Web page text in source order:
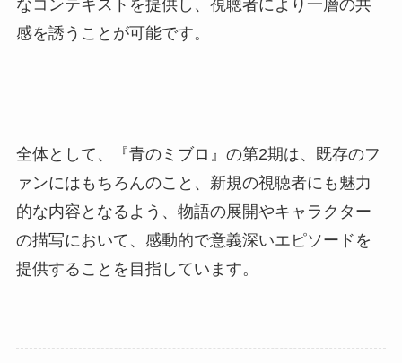
なコンテキストを提供し、視聴者により一層の共
感を誘うことが可能です。
全体として、『青のミブロ』の第2期は、既存のフ
ァンにはもちろんのこと、新規の視聴者にも魅力
的な内容となるよう、物語の展開やキャラクター
の描写において、感動的で意義深いエピソードを
提供することを目指しています。